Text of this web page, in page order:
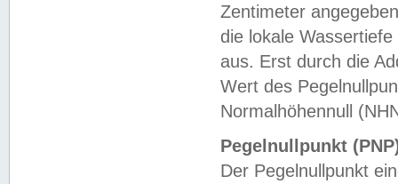
Zentimeter
die lokale
aus. Erst durch die
Wert des
Normalhöhennull
Pegelnullpunkt
Der Pegelnullpunkt